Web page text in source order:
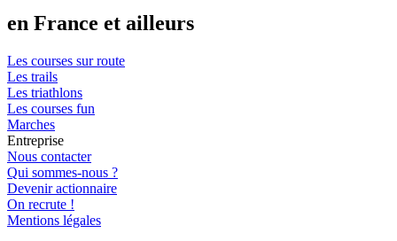
en France et ailleurs
Les courses sur route
Les trails
Les triathlons
Les courses fun
Marches
Entreprise
Nous contacter
Qui sommes-nous ?
Devenir actionnaire
On recrute !
Mentions légales